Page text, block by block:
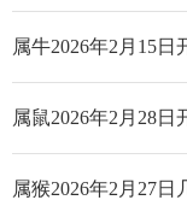
属猴2026年2月27